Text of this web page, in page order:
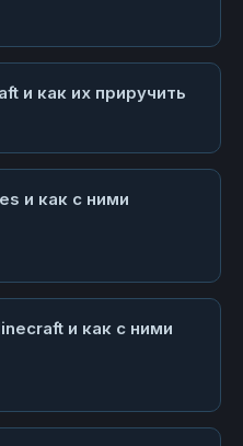
и как их приручить
и как с ними
и как с ними